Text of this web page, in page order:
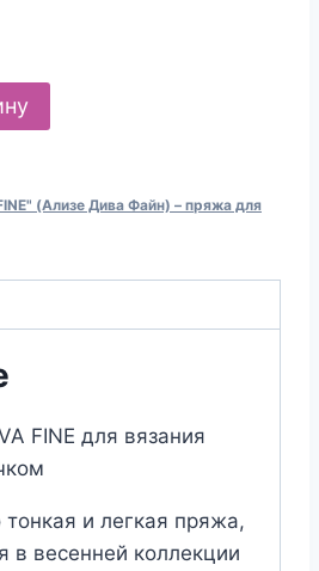
(Ализе Дива Файн) – пряжа для
FINE для вязания
и легкая пряжа,
в весенней коллекции